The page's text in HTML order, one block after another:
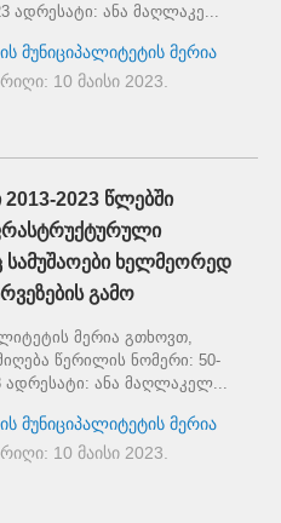
ადრესატი: ანა მაღლაკე...
მუნიციპალიტეტის მერია
10 მაისი 2023
2013-2023 წლებში
ხელმეორედ
გამო
მერია გთხოვთ,
წერილის ნომერი: 50-
ადრესატი: ანა მაღლაკელ...
მუნიციპალიტეტის მერია
10 მაისი 2023